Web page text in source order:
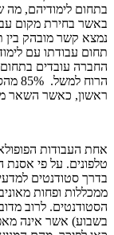
בתחום לימודיהם,
באשר בחירת מקום
נמצא קשר מובהק בין
תחום עבודתו עם
החברה עובדים בתחום
ראשון, כאשר השאר
אחת העבודות
טלפונים. על פי אסנת
בדרך סטודנטים
ממכללות ופחות
בשבוע) אשר אינה